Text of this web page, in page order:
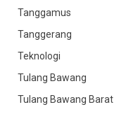
Tanggamus
Tanggerang
Teknologi
Tulang Bawang
Tulang Bawang Barat